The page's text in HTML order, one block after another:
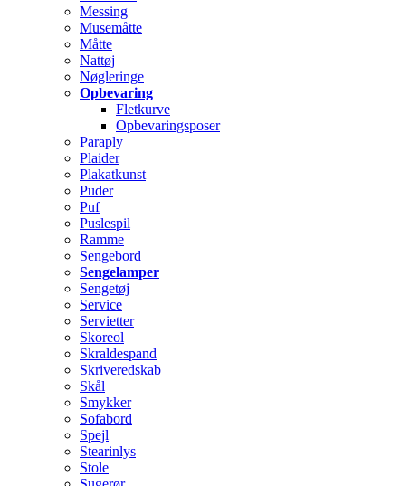
Messing
Musemåtte
Måtte
Nattøj
Nøgleringe
Opbevaring
Fletkurve
Opbevaringsposer
Paraply
Plaider
Plakatkunst
Puder
Puf
Puslespil
Ramme
Sengebord
Sengelamper
Sengetøj
Service
Servietter
Skoreol
Skraldespand
Skriveredskab
Skål
Smykker
Sofabord
Spejl
Stearinlys
Stole